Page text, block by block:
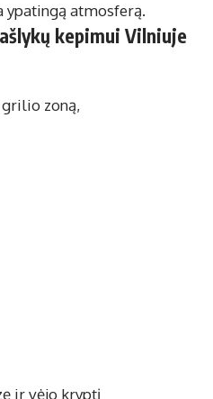
ypatingą atmosferą.
kepimui Vilniuje
zoną,
ir vėjo kryptį